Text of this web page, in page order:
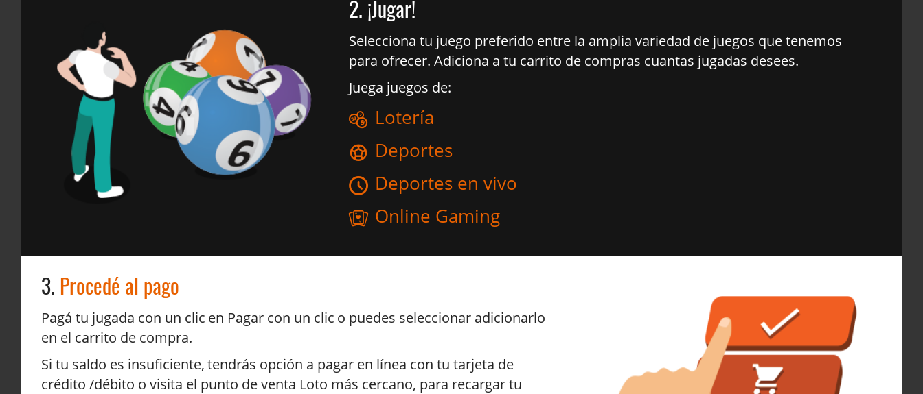
2. ¡Jugar!
Selecciona tu juego preferido entre la amplia variedad de juegos que tenemos
para ofrecer. Adiciona a tu carrito de compras cuantas jugadas desees.
Juega juegos de:
Lotería
Deportes
Deportes en vivo
Online Gaming
3. Procedé al pago
Pagá tu jugada con un clic en Pagar con un clic o puedes seleccionar adicionarlo
en el carrito de compra.
Si tu saldo es insuficiente, tendrás opción a pagar en línea con tu tarjeta de
crédito /débito o visita el punto de venta Loto más cercano, para recargar tu